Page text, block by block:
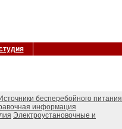
Источники бесперебойного питания
информация
Электроустановочные и